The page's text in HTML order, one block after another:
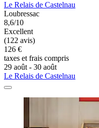
Le Relais de Castelnau
Loubressac
8,6/10
Excellent
(122 avis)
126 €
taxes et frais compris
29 août - 30 août
Le Relais de Castelnau